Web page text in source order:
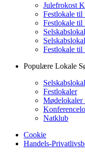
Julefrokost
Festlokale
Festlokale
Festlokale til
Populære Lokale
Festlokaler
Mødelokaler
Natklub
Cookie
Handels-